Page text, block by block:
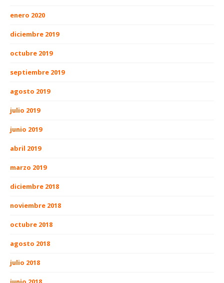
enero 2020
diciembre 2019
octubre 2019
septiembre 2019
agosto 2019
julio 2019
junio 2019
abril 2019
marzo 2019
diciembre 2018
noviembre 2018
octubre 2018
agosto 2018
julio 2018